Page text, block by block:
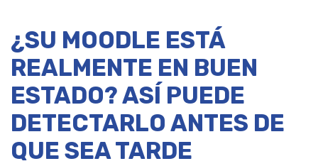
¿SU MOODLE ESTÁ
REALMENTE EN BUEN
ESTADO? ASÍ PUEDE
DETECTARLO ANTES DE
QUE SEA TARDE